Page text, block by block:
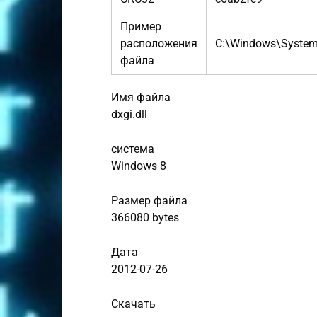
Пример
расположения
файла
Имя файла
dxgi.dll
система
Windows 8
Размер файла
366080 bytes
Дата
2012-07-26
Скачать